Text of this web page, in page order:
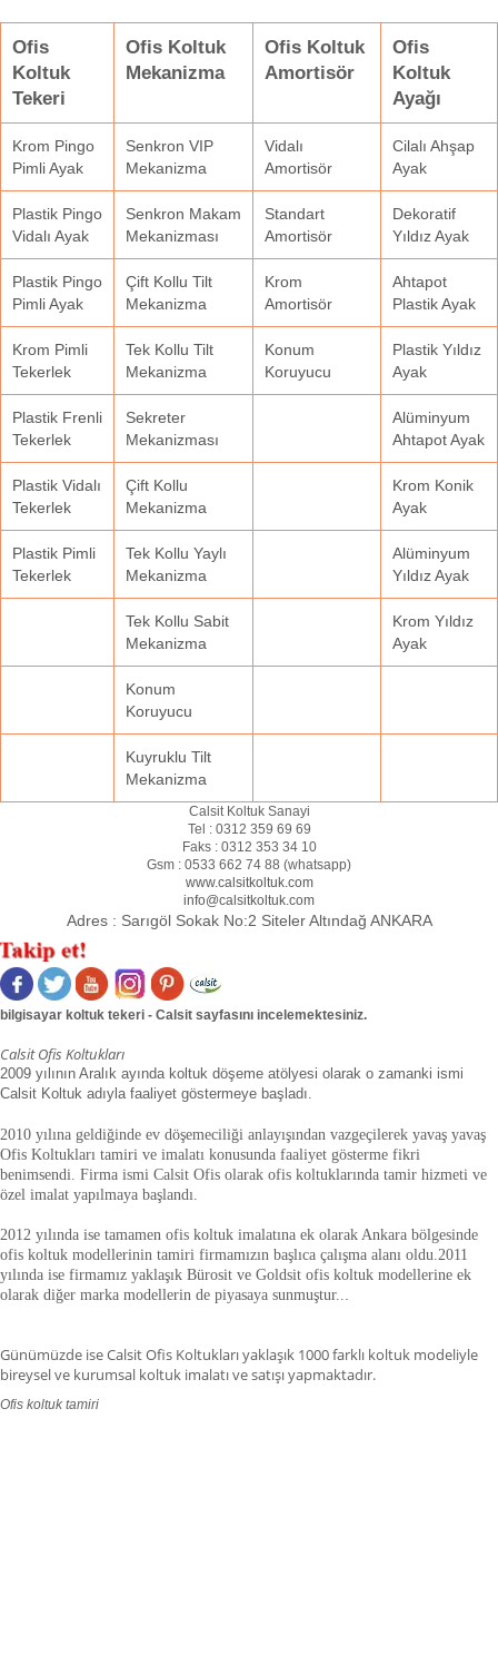
Ofis
Koltuk
Tekeri
Ofis Koltuk
Mekanizma
Ofis Koltuk
Amortisör
Ofis
Koltuk
Ayağı
Krom Pingo
Pimli Ayak
Senkron VIP
Mekanizma
Vidalı
Amortisör
Cilalı Ahşap
Ayak
Plastik Pingo
Vidalı Ayak
Senkron Makam
Mekanizması
Standart
Amortisör
Dekoratif
Yıldız Ayak
Plastik Pingo
Pimli Ayak
Çift Kollu Tilt
Mekanizma
Krom
Amortisör
Ahtapot
Plastik Ayak
Krom Pimli
Tekerlek
Tek Kollu Tilt
Mekanizma
Konum
Koruyucu
Plastik Yıldız
Ayak
Plastik Frenli
Tekerlek
Sekreter
Mekanizması
Alüminyum
Ahtapot Ayak
Plastik Vidalı
Tekerlek
Çift Kollu
Mekanizma
Krom Konik
Ayak
Plastik Pimli
Tekerlek
Tek Kollu Yaylı
Mekanizma
Alüminyum
Yıldız Ayak
Tek Kollu Sabit
Mekanizma
Krom Yıldız
Ayak
Konum
Koruyucu
Kuyruklu Tilt
Mekanizma
Calsit Koltuk Sanayi
Tel : 0312 359 69 69
Faks : 0312 353 34 10
Gsm : 0533 662 74 88 (whatsapp)
www.calsitkoltuk.com
info@calsitkoltuk.com
Adres : Sarıgöl Sokak No:2 Siteler Altındağ ANKARA
bilgisayar koltuk tekeri - Calsit sayfasını incelemektesiniz.
Calsit Ofis Koltukları
2009 yılının Aralık ayında koltuk döşeme atölyesi olarak o zamanki ismi
Calsit Koltuk adıyla faaliyet göstermeye başladı.
2010 yılına geldiğinde ev döşemeciliği anlayışından vazgeçilerek yavaş yavaş
Ofis Koltukları tamiri ve imalatı konusunda faaliyet gösterme fikri
benimsendi. Firma ismi Calsit Ofis olarak ofis koltuklarında tamir hizmeti ve
özel imalat yapılmaya başlandı.
2012 yılında ise tamamen ofis koltuk imalatına ek olarak Ankara bölgesinde
ofis koltuk modellerinin tamiri firmamızın başlıca çalışma alanı oldu. 2011
yılında ise firmamız yaklaşık Bürosit ve Goldsit ofis koltuk modellerine ek
olarak diğer marka modellerin de piyasaya sunmuştur.
Günümüzde ise Calsit Ofis Koltukları yaklaşık 1000 farklı koltuk modeliyle
bireysel ve kurumsal koltuk imalatı ve satışı yapmaktadır.
Ofis koltuk tamiri